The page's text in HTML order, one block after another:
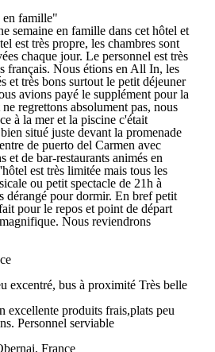
en famille"
semaine en famille dans cet hôtel et
est très propre, les chambres sont
chaque jour. Le personnel est très
français. Nous étions en All In, les
et très bons surtout le petit déjeuner
avions payé le supplément pour la
regrettons absolument pas, nous
à la mer et la piscine c'était
situé juste devant la promenade
de puerto del Carmen avec
et de bar-restaurants animés en
est très limitée mais tous les
ou petit spectacle de 21h à
dérangé pour dormir. En bref petit
pour le repos et point de départ
Nous reviendrons
excentré, bus à proximité Très belle
excellente produits frais,plats peu
Personnel serviable
France